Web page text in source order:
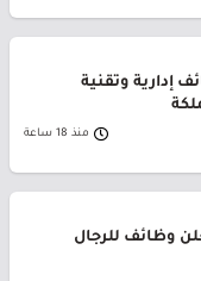
إدارية وتقنية
منذ 18 ساعة
وظائف للرجال